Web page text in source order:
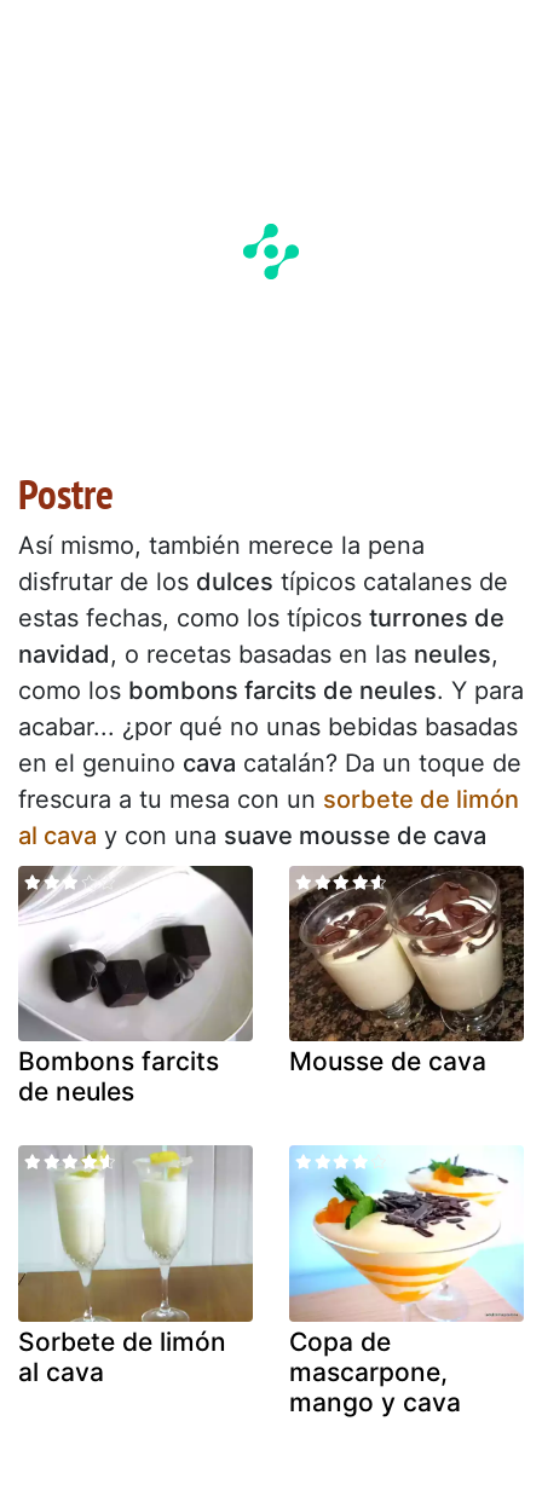
Postre
Así mismo, también merece la pena
disfrutar de los dulces típicos catalanes de
estas fechas, como los típicos turrones de
navidad, o recetas basadas en las neules,
como los bombons farcits de neules. Y para
acabar... ¿por qué no unas bebidas basadas
en el genuino cava catalán? Da un toque de
frescura a tu mesa con un sorbete de limón
al cava y con una suave mousse de cava
Bombons farcits
de neules
Mousse de cava
Sorbete de limón
al cava
Copa de
mascarpone,
mango y cava